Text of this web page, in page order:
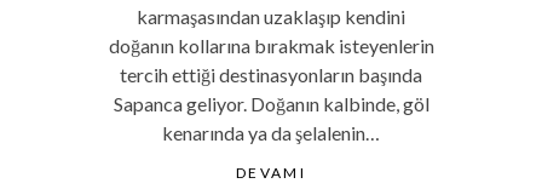
karmaşasından uzaklaşıp kendini
doğanın kollarına bırakmak isteyenlerin
tercih ettiği destinasyonların başında
Sapanca geliyor. Doğanın kalbinde, göl
kenarında ya da şelalenin…
DEVAMI